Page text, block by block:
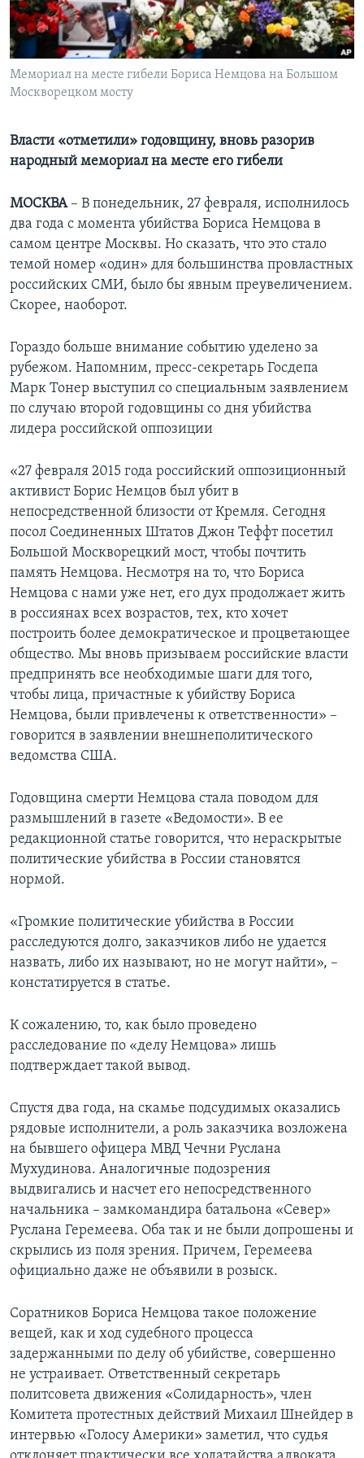
Learning English
СОЦИАЛЬНЫЕ СЕТИ
Языки
Мемориал на месте гибели Бориса Немцова на Большом
Москворецком мосту
Власти «отметили» годовщину, вновь разорив
народный мемориал на месте его гибели
МОСКВА– В понедельник, 27 февраля, исполнилось
два года с момента убийства Бориса Немцова в
самом центре Москвы. Но сказать, что это стало
темой номер «один» для большинства провластных
российских СМИ, было бы явным преувеличением.
Скорее, наоборот.
Гораздо больше внимание событию уделено за
рубежом. Напомним, пресс-секретарь Госдепа
Марк Тонер выступил со специальным заявлением
по случаю второй годовщины со дня убийства
лидера российской оппозиции
«27 февраля 2015 года российский оппозиционный
активист Борис Немцов был убит в
непосредственной близости от Кремля. Сегодня
посол Соединенных Штатов Джон Теффт посетил
Большой Москворецкий мост, чтобы почтить
память Немцова. Несмотря на то, что Бориса
Немцова с нами уже нет, его дух продолжает жить
в россиянах всех возрастов, тех, кто хочет
построить более демократическое и процветающее
общество. Мы вновь призываем российские власти
предпринять все необходимые шаги для того,
чтобы лица, причастные к убийству Бориса
Немцова, были привлечены к ответственности» –
говорится в заявлении внешнеполитического
ведомства США.
Годовщина смерти Немцова стала поводом для
размышлений в газете «Ведомости». В ее
редакционной статье говорится, что нераскрытые
политические убийства в России становятся
нормой.
«Громкие политические убийства в России
расследуются долго, заказчиков либо не удается
назвать, либо их называют, но не могут найти», –
констатируется в статье.
К сожалению, то, как было проведено
расследование по «делу Немцова» лишь
подтверждает такой вывод.
Спустя два года, на скамье подсудимых оказались
рядовые исполнители, а роль заказчика возложена
на бывшего офицера МВД Чечни Руслана
Мухудинова. Аналогичные подозрения
выдвигались и насчет его непосредственного
начальника – замкомандира батальона «Север»
Руслана Геремеева. Оба так и не были допрошены и
скрылись из поля зрения. Причем, Геремеева
официально даже не объявили в розыск.
Соратников Бориса Немцова такое положение
вещей, как и ход судебного процесса
задержанными по делу об убийстве, совершенно
не устраивает. Ответственный секретарь
политсовета движения «Солидарность», член
Комитета протестных действий Михаил Шнейдер в
интервью «Голосу Америки» заметил, что судья